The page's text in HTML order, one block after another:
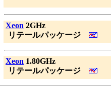
Xeon 2GHz
リテールパッケージ
Xeon 1.80GHz
リテールパッケージ